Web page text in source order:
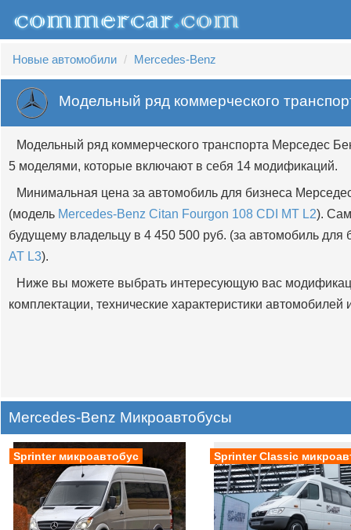
Новые автомобили Mercedes-Benz
Модельный ряд коммерческого
Модельный ряд коммерческого транспорта Мерседес
5 моделями, которые включают в себя 14 модификаций.
Минимальная цена за автомобиль для бизнеса
(модель Mercedes-Benz Citan Fourgon 108 CDI MT L2).
будущему владельцу в 4 450 500 руб. (за автомобиль для
AT L3).
Ниже вы можете выбрать интересующую вас
комплектации, технические характеристики
Mercedes-Benz Микроавтобусы
Sprinter микроавтобус Sprinter Classic